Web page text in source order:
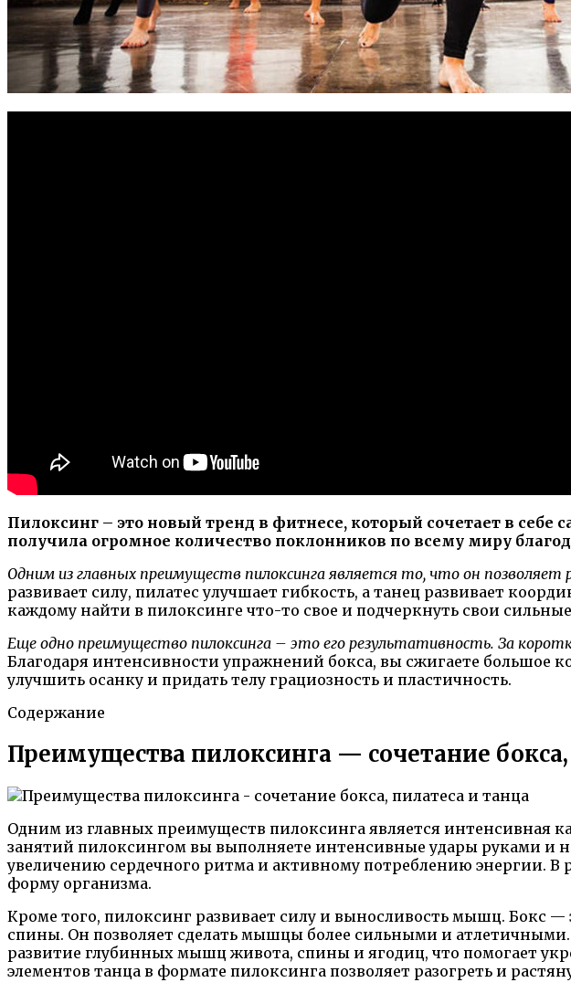
Пилоксинг – это новый тренд в фитнесе, который сочетает в
получила огромное количество поклонников по всему миру
Одним из главных преимуществ пилоксинга является то, что он
развивает силу, пилатес улучшает гибкость, а танец развивает
каждому найти в пилоксинге что-то свое и подчеркнуть свои
Еще одно преимущество пилоксинга – это его результативность. За
Благодаря интенсивности упражнений бокса, вы сжигаете большое
улучшить осанку и придать телу грациозность и пластичность.
Содержание
Преимущества пилоксинга — сочетание
Одним из главных преимуществ пилоксинга является интенсивная
занятий пилоксингом вы выполняете интенсивные удары руками и
увеличению сердечного ритма и активному потреблению энергии.
форму организма.
Кроме того, пилоксинг развивает силу и выносливость мышц. Бокс
спины. Он позволяет сделать мышцы более сильными и
развитие глубинных мышц живота, спины и ягодиц, что помогает
элементов танца в формате пилоксинга позволяет разогреть и